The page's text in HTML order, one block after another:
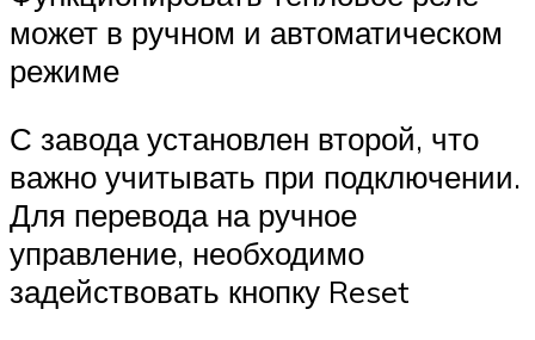
может в ручном и автоматическом
режиме
С завода установлен второй, что
важно учитывать при подключении.
Для перевода на ручное
управление, необходимо
задействовать кнопку Reset